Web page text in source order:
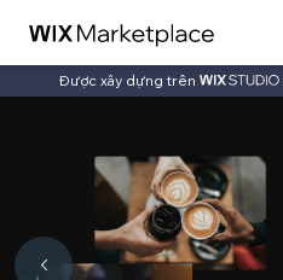
Được xây dựng trên